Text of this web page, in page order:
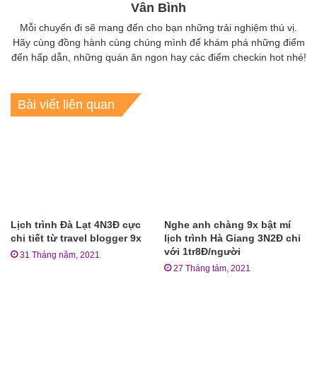
Vân Bình
Mỗi chuyến đi sẽ mang đến cho bạn những trải nghiệm thú vị.
Hãy cùng đồng hành cùng chúng mình để khám phá những điểm
đến hấp dẫn, những quán ăn ngon hay các điểm checkin hot nhé!
Bài viết liên quan
Lịch trình Đà Lạt 4N3Đ cực
chi tiết từ travel blogger 9x
31 Tháng năm, 2021
Nghe anh chàng 9x bật mí
lịch trình Hà Giang 3N2Đ chỉ
với 1tr8Đ/người
27 Tháng tám, 2021